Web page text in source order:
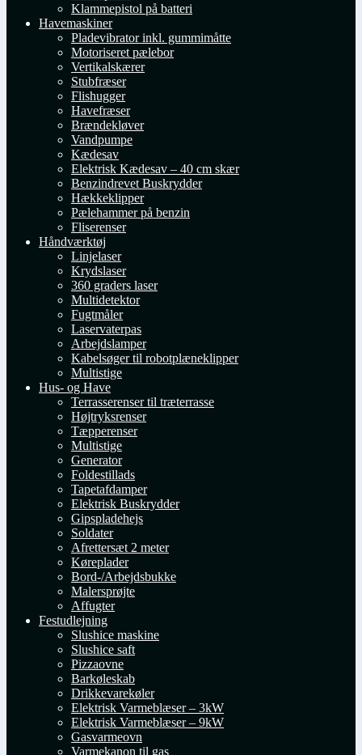
Klammepistol på batteri
Havemaskiner
Pladevibrator inkl. gummimåtte
Motoriseret pælebor
Vertikalskærer
Stubfræser
Flishugger
Havefræser
Brændekløver
Vandpumpe
Kædesav
Elektrisk Kædesav – 40 cm skær
Benzindrevet Buskrydder
Hækkeklipper
Pælehammer på benzin
Fliserenser
Håndværktøj
Linjelaser
Krydslaser
360 graders laser
Multidetektor
Fugtmåler
Laservaterpas
Arbejdslamper
Kabelsøger til robotplæneklipper
Multistige
Hus- og Have
Terrasserenser til træterrasse
Højtryksrenser
Tæpperenser
Multistige
Generator
Foldestillads
Tapetafdamper
Elektrisk Buskrydder
Gipspladehejs
Soldater
Afrettersæt 2 meter
Køreplader
Bord-/Arbejdsbukke
Malersprøjte
Affugter
Festudlejning
Slushice maskine
Slushice saft
Pizzaovne
Barkøleskab
Drikkevarekøler
Elektrisk Varmeblæser – 3kW
Elektrisk Varmeblæser – 9kW
Gasvarmeovn
Varmekanon til gas